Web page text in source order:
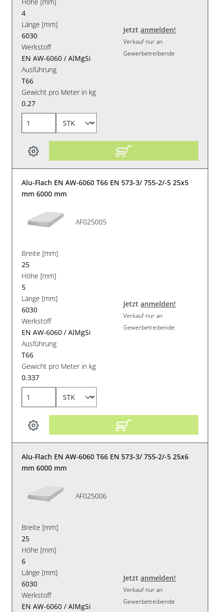
Höhe [mm]
4
Länge [mm]
6030
Werkstoff
EN AW-6060 / AlMgSi
Ausführung
T66
Gewicht pro Meter in kg
0.27
Jetztanmelden!
Verkauf nur an
Gewerbetreibende
Alu-Flach EN AW-6060 T66 EN 573-3/ 755-2/-5 25x5
mm 6000 mm
AF025005
Breite [mm]
25
Höhe [mm]
5
Länge [mm]
6030
Werkstoff
EN AW-6060 / AlMgSi
Ausführung
T66
Gewicht pro Meter in kg
0.337
Jetztanmelden!
Verkauf nur an
Gewerbetreibende
Alu-Flach EN AW-6060 T66 EN 573-3/ 755-2/-5 25x6
mm 6000 mm
AF025006
Breite [mm]
25
Höhe [mm]
6
Länge [mm]
6030
Werkstoff
EN AW-6060 / AlMgSi
Jetztanmelden!
Verkauf nur an
Gewerbetreibende